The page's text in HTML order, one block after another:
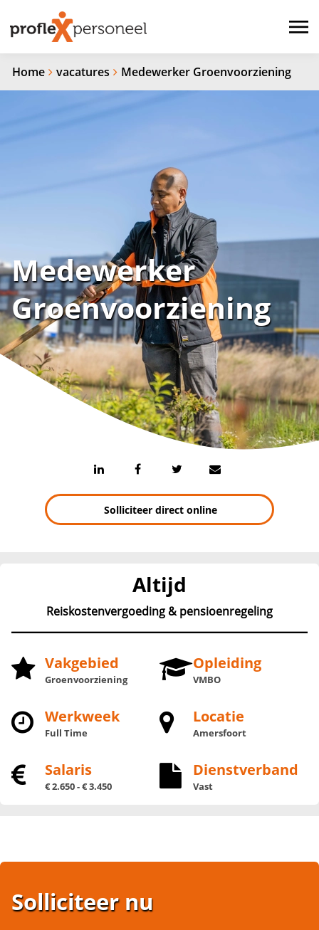
Home vacatures Medewerker Groenvoorziening
Medewerker
Groenvoorziening
Solliciteer direct online
Altijd
Reiskostenvergoeding & pensioenregeling
Vakgebied
Groenvoorziening
Opleiding
VMBO
Werkweek
Full Time
Locatie
Amersfoort
Salaris
€ 2.650 - € 3.450
Dienstverband
Vast
Solliciteer nu